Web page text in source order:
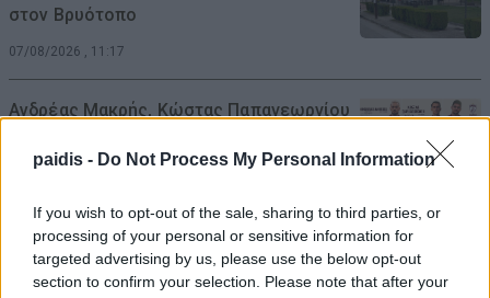
paidis - Do Not Process My Personal Information
If you wish to opt-out of the sale, sharing to third parties, or
processing of your personal or sensitive information for
targeted advertising by us, please use the below opt-out
section to confirm your selection. Please note that after your
στον Βρυότοπο
07/08/2026 , 11:17
Ανδρέας Μακρής, Κώστας Παπαγεωργίου
ΛΑ.ΣΥ.: Η περιφερειακή αρχή κάνει πως
δεν βλέπει την συνεχιζόμενη εδώ και
χρόνια ρύπανση του Γκουσμπασανιώτη